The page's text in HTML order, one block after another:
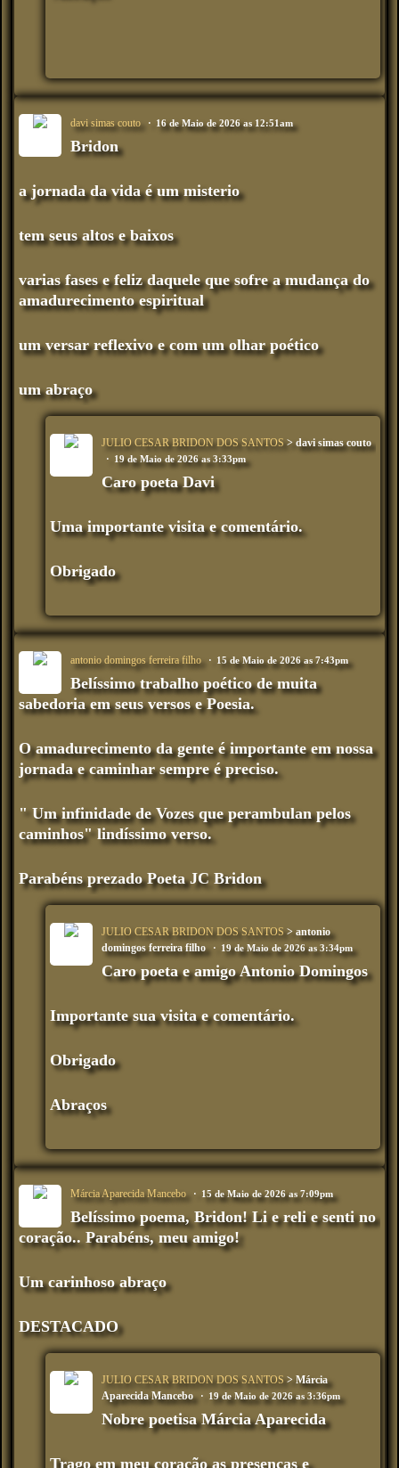
davi simas couto 16 de Maio de 2026 as 12:51am
Bridon
a jornada da vida é um misterio
tem seus altos e baixos
varias fases e feliz daquele que sofre a mudança do
amadurecimento espiritual
um versar reflexivo e com um olhar poético
um abraço
JULIO CESAR BRIDON DOS SANTOS> davi simas couto
19 de Maio de 2026 as 3:33pm
Caro poeta Davi
Uma importante visita e comentário.
Obrigado
antonio domingos ferreira filho 15 de Maio de 2026 as 7:43pm
Belíssimo trabalho poético de muita
sabedoria em seus versos e Poesia.
O amadurecimento da gente é importante em nossa
jornada e caminhar sempre é preciso.
" Um infinidade de Vozes que perambulan pelos
caminhos" lindíssimo verso.
Parabéns prezado Poeta JC Bridon
JULIO CESAR BRIDON DOS SANTOS> antonio
domingos ferreira filho
19 de Maio de 2026 as 3:34pm
Caro poeta e amigo Antonio Domingos
Importante sua visita e comentário.
Obrigado
Abraços
Márcia Aparecida Mancebo 15 de Maio de 2026 as 7:09pm
Belíssimo poema, Bridon! Li e reli e senti no
coração.. Parabéns, meu amigo!
Um carinhoso abraço
DESTACADO
JULIO CESAR BRIDON DOS SANTOS> Márcia
Aparecida Mancebo
19 de Maio de 2026 as 3:36pm
Nobre poetisa Márcia Aparecida
Trago em meu coração as presenças e